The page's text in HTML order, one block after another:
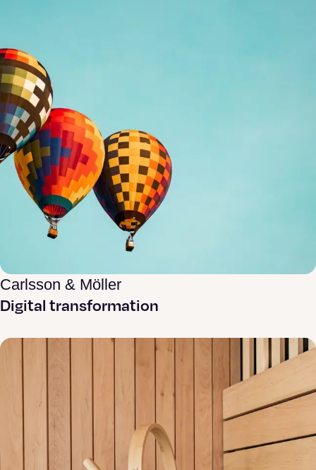
Carlsson & Möller
Digital transformation